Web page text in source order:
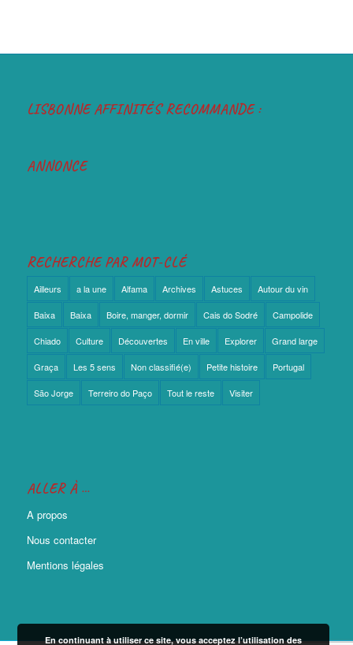
LISBONNE AFFINITÉS RECOMMANDE :
ANNONCE
RECHERCHE PAR MOT-CLÉ
Ailleurs a la une Alfama Archives Astuces Autour du vin
Baixa Baixa Boire, manger, dormir Cais do Sodré Campolide
Chiado Culture Découvertes En ville Explorer Grand large
Graça Les 5 sens Non classifié(e) Petite histoire Portugal
São Jorge Terreiro do Paço Tout le reste Visiter
ALLER À …
A propos
Nous contacter
Mentions légales
En continuant à utiliser ce site, vous acceptez l’utilisation des